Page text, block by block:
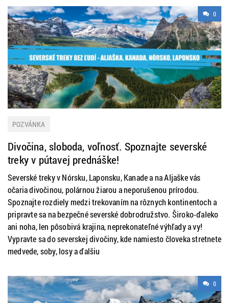
0
POZVÁNKA
Divočina, sloboda, voľnosť. Spoznajte severské
treky v pútavej prednáške!
Severské treky v Nórsku, Laponsku, Kanade a na Aljaške vás
očaria divočinou, polárnou žiarou a neporušenou prírodou.
Spoznajte rozdiely medzi trekovaním na rôznych kontinentoch a
pripravte sa na bezpečné severské dobrodružstvo. Široko-ďaleko
ani noha, len pôsobivá krajina, neprekonateľné výhľady a vy!
Vypravte sa do severskej divočiny, kde namiesto človeka stretnete
medvede, soby, losy a ďalšiu
0